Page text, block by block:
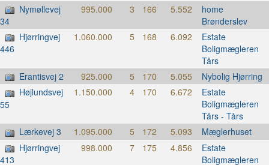
Nymøllevej
34
995.000 3 166 5.552 home
Brønderslev
Hjørringvej
446
1.060.000 5 168 6.092 Estate
Boligmægleren
Tårs
Erantisvej 2
925.000 5 170 5.055 Nybolig Hjørring
Højlundsvej
55
1.150.000 4 170 6.672 Estate
Boligmægleren
Tårs - Tårs
Lærkevej 3
1.095.000 5 172 5.093 Mæglerhuset
Hjørringvej
413
998.000 7 175 4.856 Estate
Boligmægleren